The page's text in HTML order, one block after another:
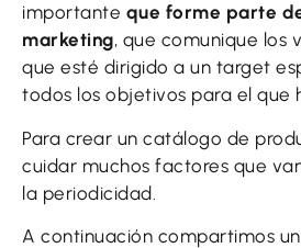
importante que forme parte
marketing, que comunique los
que esté dirigido a un target
todos los objetivos para el que
Para crear un catálogo de
cuidar muchos factores que
la periodicidad.
A continuación compartimos